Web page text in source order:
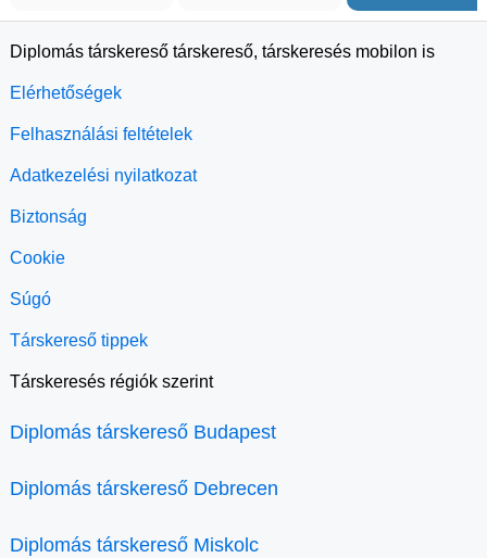
Diplomás társkereső társkereső, társkeresés mobilon is
Elérhetőségek
Felhasználási feltételek
Adatkezelési nyilatkozat
Biztonság
Cookie
Súgó
Társkereső tippek
Társkeresés régiók szerint
Diplomás társkereső Budapest
Diplomás társkereső Debrecen
Diplomás társkereső Miskolc